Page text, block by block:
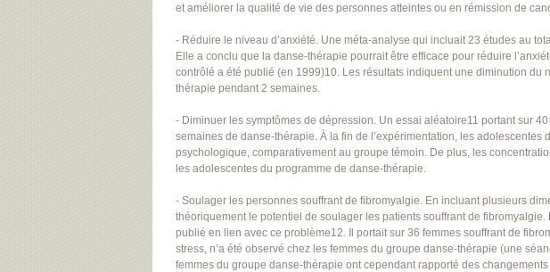
et améliorer la qualité de vie des personnes atteintes ou en rémission de
- Réduire le niveau d’anxiété. Une méta-analyse qui incluait 23 études au
Elle a conclu que la danse-thérapie pourrait être efficace pour réduire
contrôlé a été publié (en 1999)10. Les résultats indiquent une diminution
thérapie pendant 2 semaines.
- Diminuer les symptômes de dépression. Un essai aléatoire11 portant sur
semaines de danse-thérapie. À la fin de l’expérimentation, les
psychologique, comparativement au groupe témoin. De plus, les
les adolescentes du programme de danse-thérapie.
- Soulager les personnes souffrant de fibromyalgie. En incluant plusieurs
théoriquement le potentiel de soulager les patients souffrant de
publié en lien avec ce problème12. Il portait sur 36 femmes souffrant de
stress, n’a été observé chez les femmes du groupe danse-thérapie (une
femmes du groupe danse-thérapie ont cependant rapporté des